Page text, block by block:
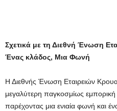
Σχετικά με τη Διεθνή Ένωση
Ένας κλάδος, Μια Φωνή
Η Διεθνής Ένωση Εταιρειών
μεγαλύτερη παγκοσμίως
παρέχοντας μια ενιαία φωνή και